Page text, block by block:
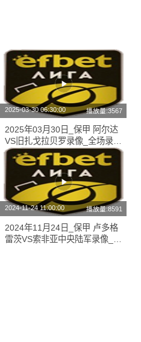
2025-03-30 06:30:00 播放量:3567
2025年03月30日_保甲 阿尔达
VS旧扎戈拉贝罗录像_全场录像
【高清回放】
2024-11-24 11:00:00 播放量:8591
2024年11月24日_保甲 卢多格
雷茨VS索非亚中央陆军录像_全